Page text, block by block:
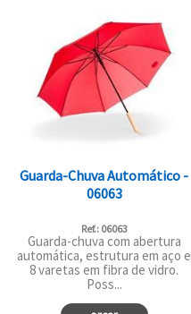
Guarda-Chuva Automático -
06063
Ref.: 06063
Guarda-chuva com abertura
automática, estrutura em aço e
8 varetas em fibra de vidro.
Poss...